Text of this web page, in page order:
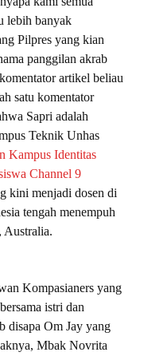
lebih banyak
Pilpres yang kian
panggilan akrab
artikel beliau
satu komentator
Sapri adalah
Teknik Unhas
Kampus Identitas
Channel 9
kini menjadi dosen di
tengah menempuh
Australia.
Kompasianers yang
istri dan
disapa Om Jay yang
Mbak Novrita